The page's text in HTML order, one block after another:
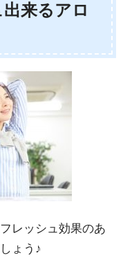
来るアロ
レッシュ効果のあ
ょう♪